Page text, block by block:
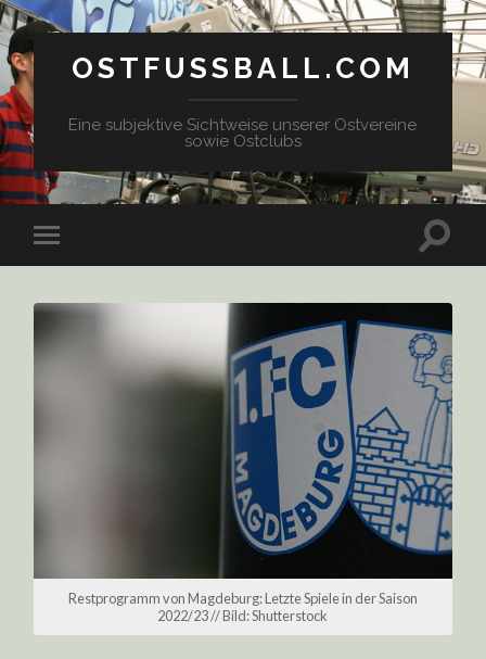
OSTFUSSBALL.COM
Eine subjektive Sichtweise unserer Ostvereine
sowie Ostclubs
Restprogramm von Magdeburg: Letzte Spiele in der Saison
2022/23 // Bild: Shutterstock